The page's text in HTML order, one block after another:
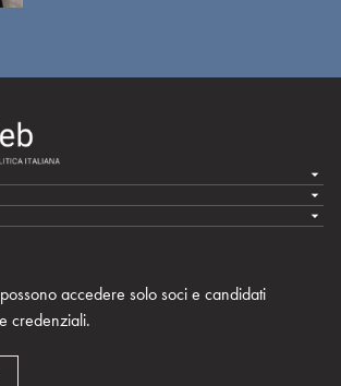
accedere solo soci e candidati
credenziali.